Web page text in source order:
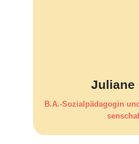
Juliane
B.A.-Sozialpädagogin